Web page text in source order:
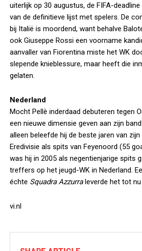
uiterlijk op 30 augustus, de FIFA-
van de definitieve lijst met spelers. De
bij Italië is moordend, want behalve
ook Giuseppe Rossi een voorname
aanvaller van Fiorentina miste het WK
slepende knieblessure, maar heeft die
gelaten.
Nederland
Mocht Pellè inderdaad debuteren tegen
een nieuwe dimensie geven aan zijn
alleen beleefde hij de beste jaren van
Eredivisie als spits van Feyenoord (55
was hij in 2005 als negentienjarige spits
treffers op het jeugd-WK in Nederland.
échte Squadra Azzurraleverde het tot
vi.nl